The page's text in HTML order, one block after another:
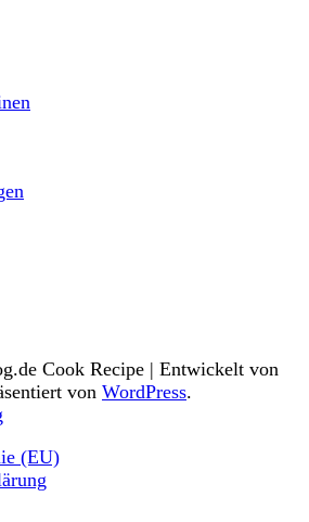
Cook Recipe | Entwickelt von
von WordPress.
(EU)